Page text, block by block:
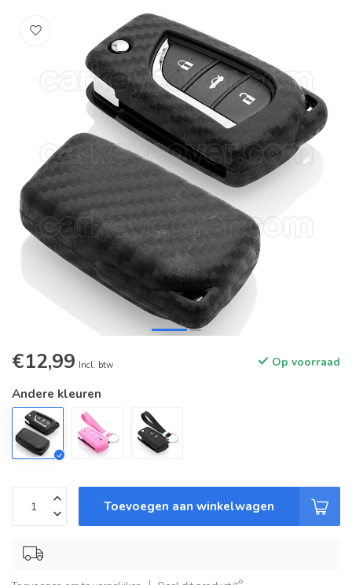
€12,99 Incl. btw Op voorraad
Andere kleuren
Toevoegen aan winkelwagen